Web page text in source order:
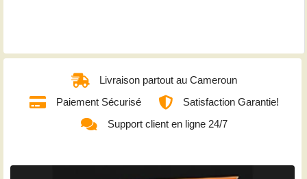
Livraison partout au Cameroun
Paiement Sécurisé
Satisfaction Garantie!
Support client en ligne 24/7